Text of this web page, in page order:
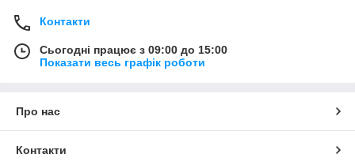
Контакти
Сьогодні працює з 09:00 до 15:00
Показати весь графік роботи
Про нас
Контакти